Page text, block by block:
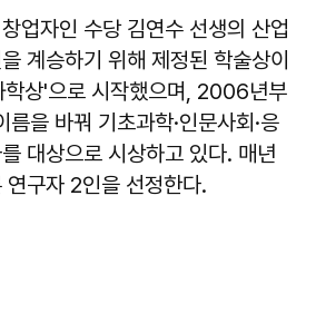
업자인 수당 김연수 선생의 산업
계승하기 위해 제정된 학술상이
상'으로 시작했으며, 2006년부
을 바꿔 기초과학·인문사회·응
대상으로 시상하고 있다. 매년
연구자 2인을 선정한다.